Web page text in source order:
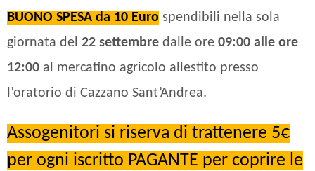
BUONO SPESA da 10 Euro spendibili nella sola
giornata del 22 settembre dalle ore 09:00 alle ore
12:00 al mercatino agricolo allestito presso
l’oratorio di Cazzano Sant’Andrea.
Assogenitori si riserva di trattenere 5€
per ogni iscritto PAGANTE per coprire le